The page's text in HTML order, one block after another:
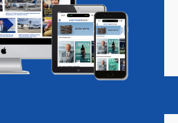
Podcasts Vacatures